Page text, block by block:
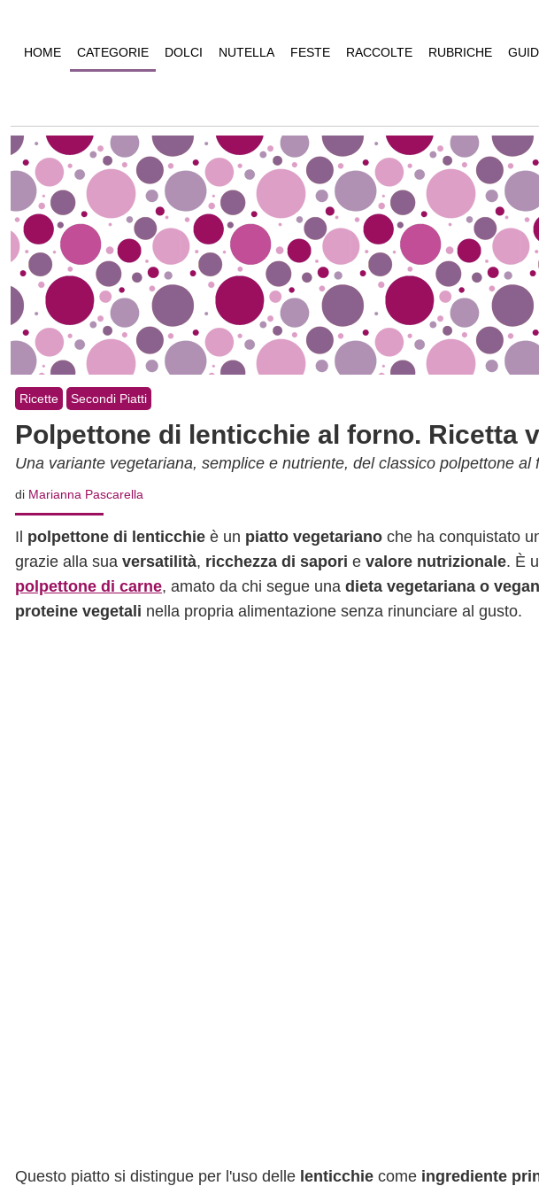
HOME CATEGORIE DOLCI NUTELLA FESTE RACCOLTE RUBRICHE
Ricette Secondi Piatti
Polpettone di lenticchie al forno. Ricetta
Una variante vegetariana, semplice e nutriente, del classico polpettone al
di Marianna Pascarella
Il polpettone di lenticchie è un piatto vegetariano che ha conquistato
grazie alla sua versatilità, ricchezza di sapori e valore nutrizionale. È
polpettone di carne, amato da chi segue una dieta vegetariana o
proteine vegetali nella propria alimentazione senza rinunciare al gusto.
Questo piatto si distingue per l'uso delle lenticchie come ingrediente